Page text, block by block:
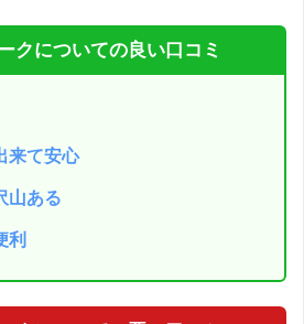
クについての良い口コミ
来て安心
山ある
利